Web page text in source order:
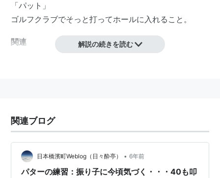
「パット 」
ゴルフクラブでそっと打ってホールに入れること。
関連
解説の続きを読む
関連ブログ
日本橋濱町Weblog（日々酔亭） • 6年前
パターの練習：振り子に今頃気づく・・・40も叩